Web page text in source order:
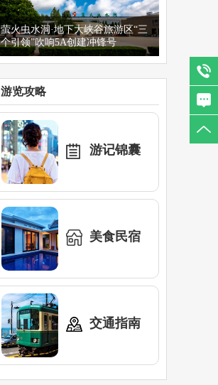
萤火虫水洞·地下大峡谷旅游区“三
个引领”吹响5A创建冲锋号
游览攻略
游记锦囊
美食民宿
交通指南